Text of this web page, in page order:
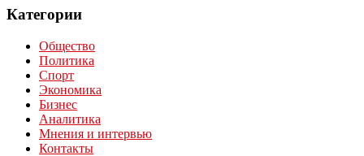
Категории
Общество
Политика
Спорт
Экономика
Бизнес
Аналитика
Мнения и интервью
Контакты